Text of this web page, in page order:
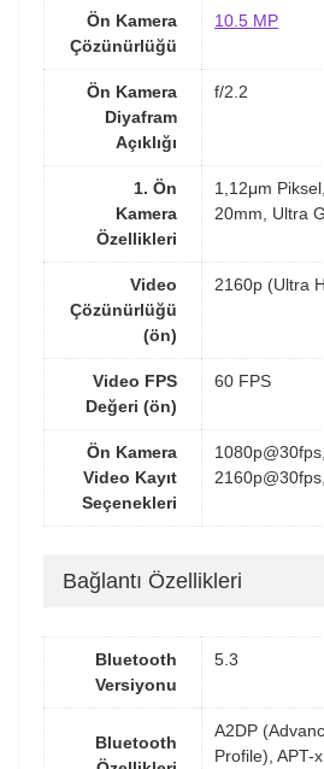
Ön Kamera
Çözünürlüğü
10.5 MP
Ön Kamera
Diyafram
Açıklığı
f/2.2
1. Ön
Kamera
Özellikleri
1,12μm
20mm, Ultra
Video
Çözünürlüğü
(ön)
2160p (Ultra
Video FPS
Değeri (ön)
60 FPS
Ön Kamera
Video Kayıt
Seçenekleri
Bağlantı Özellikleri
Bluetooth
Versiyonu
5.3
Bluetooth
A2DP
Profile), APT-